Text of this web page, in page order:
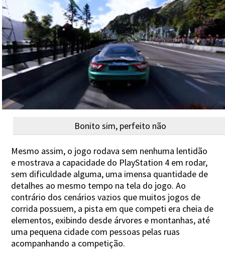
Bonito sim, perfeito não
Mesmo assim, o jogo rodava sem nenhuma lentidão
e mostrava a capacidade do PlayStation 4 em rodar,
sem dificuldade alguma, uma imensa quantidade de
detalhes ao mesmo tempo na tela do jogo. Ao
contrário dos cenários vazios que muitos jogos de
corrida possuem, a pista em que competi era cheia de
elementos, exibindo desde árvores e montanhas, até
uma pequena cidade com pessoas pelas ruas
acompanhando a competição.